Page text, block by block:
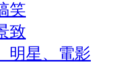
笑
致
明星、電影